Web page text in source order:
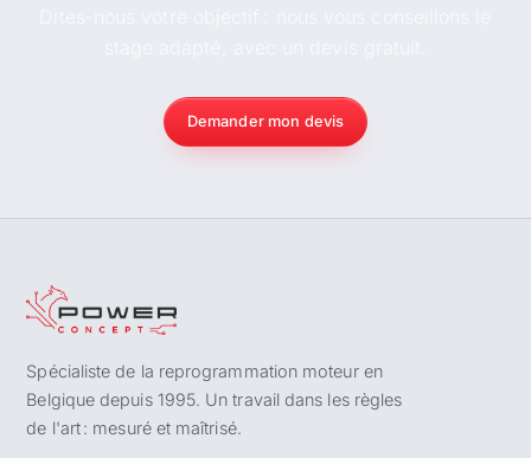
Demander mon devis
Spécialiste de la reprogrammation moteur en
Belgique depuis 1995. Un travail dans les règles
de l'art : mesuré et maîtrisé.